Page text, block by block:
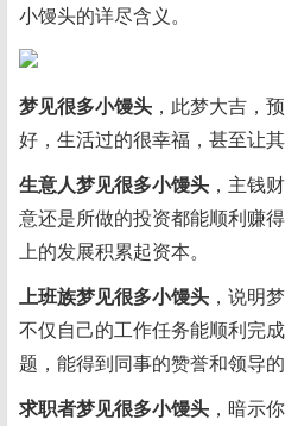
小馒头的详尽含义。
梦见很多小馒头 ，此梦大吉，
好，生活过的很幸福，甚至让其
生意人梦见很多小馒头 ，主钱
意还是所做的投资都能顺利赚
上的发展积累起资本。
上班族梦见很多小馒头 ，说明
不仅自己的工作任务能顺利完
题，能得到同事的赞誉和领导的
求职者梦见很多小馒头 ，暗示